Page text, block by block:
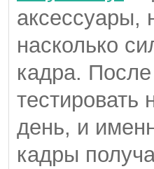
аксессуары,
насколько
кадра.
тестировать
день, и
кадры